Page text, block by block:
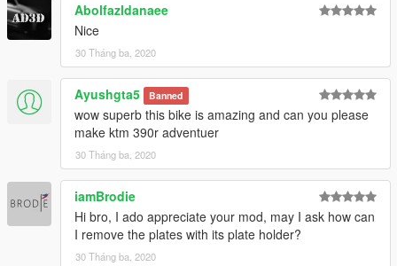
Abolfazldanaee
Nice
30 Tháng ba, 2020
Ayushgta5 Banned
wow superb this bike is amazing and can you please
make ktm 390r adventuer
30 Tháng ba, 2020
iamBrodie
Hi bro, I ado appreciate your mod, may I ask how can
I remove the plates with its plate holder?
30 Tháng ba, 2020